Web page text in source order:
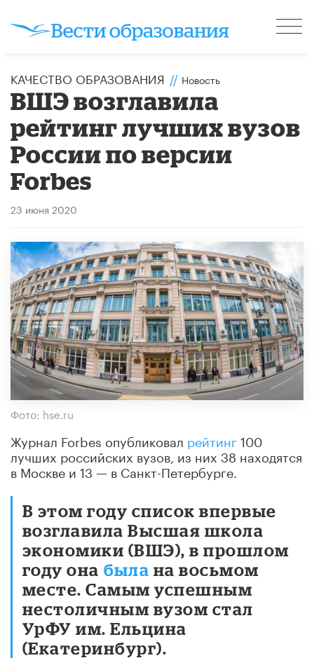
КАЧЕСТВО ОБРАЗОВАНИЯ // Новость
ВШЭ возглавила
рейтинг лучших вузов
России по версии
Forbes
23 июня 2020
Фото: hse.ru
Журнал Forbes опубликовал рейтинг100
лучших российских вузов, из них 38 находятся
в Москве и 13 — в Санкт-Петербурге.
В этом году список впервые
возглавила Высшая школа
экономики (ВШЭ), в прошлом
году она была на восьмом
месте. Самым успешным
нестоличным вузом стал
УрФУ им. Ельцина
(Екатеринбург).